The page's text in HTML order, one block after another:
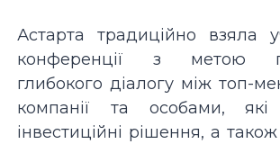
Астарта традиційно взяла
конференції з метою
глибокого діалогу між топ-
компанії та особами,
інвестиційні рішення, а